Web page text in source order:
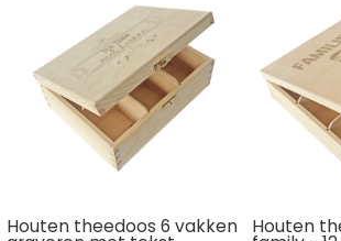
Houten theedoos 6 vakken Houten